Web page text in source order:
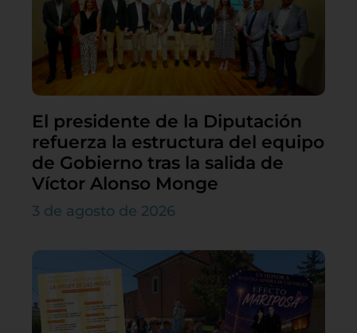
El presidente de la Diputación
refuerza la estructura del equipo
de Gobierno tras la salida de
Víctor Alonso Monge
3 de agosto de 2026